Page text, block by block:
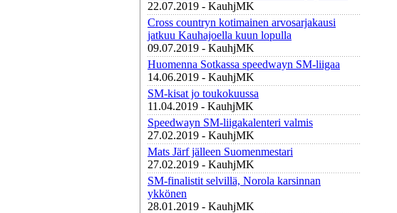
22.07.2019 - KauhjMK
Cross countryn kotimainen arvosarjakausi
jatkuu Kauhajoella kuun lopulla
09.07.2019 - KauhjMK
Huomenna Sotkassa speedwayn SM-liigaa
14.06.2019 - KauhjMK
SM-kisat jo toukokuussa
11.04.2019 - KauhjMK
Speedwayn SM-liigakalenteri valmis
27.02.2019 - KauhjMK
Mats Järf jälleen Suomenmestari
27.02.2019 - KauhjMK
SM-finalistit selvillä, Norola karsinnan
ykkönen
28.01.2019 - KauhjMK